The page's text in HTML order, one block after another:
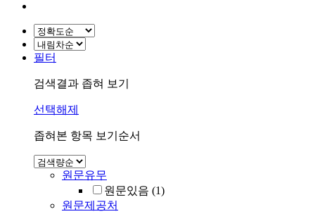
필터
검색결과 좁혀 보기
선택해제
좁혀본 항목 보기순서
원문유무
원문있음 (1)
원문제공처